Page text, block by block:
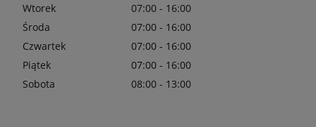
Wtorek
07:00 - 16:00
Środa
07:00 - 16:00
Czwartek
07:00 - 16:00
Piątek
07:00 - 16:00
Sobota
08:00 - 13:00